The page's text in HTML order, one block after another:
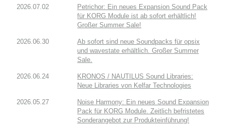
2026.07.02
Petrichor: Ein neues Expansion Sound Pack
für KORG Module ist ab sofort erhältlich!
Großer Summer Sale!
2026.06.30
Ab sofort sind neue Soundpacks für opsix
und wavestate erhältlich. Großer Summer
Sale.
2026.06.24
KRONOS / NAUTILUS Sound Libraries:
Neue Libraries von Kelfar Technologies
2026.05.27
Noise Harmony: Ein neues Sound Expansion
Pack für KORG Module. Zeitlich befristetes
Sonderangebot zur Produkteinführung!